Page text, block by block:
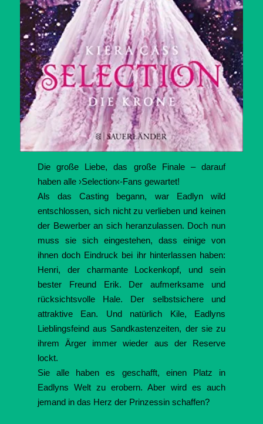
Die große Liebe, das große Finale – darauf
haben alle ›Selection‹-Fans gewartet!
Als das Casting begann, war Eadlyn wild
entschlossen, sich nicht zu verlieben und keinen
der Bewerber an sich heranzulassen. Doch nun
muss sie sich eingestehen, dass einige von
ihnen doch Eindruck bei ihr hinterlassen haben:
Henri, der charmante Lockenkopf, und sein
bester Freund Erik. Der aufmerksame und
rücksichtsvolle Hale. Der selbstsichere und
attraktive Ean. Und natürlich Kile, Eadlyns
Lieblingsfeind aus Sandkastenzeiten, der sie zu
ihrem Ärger immer wieder aus der Reserve
lockt.
Sie alle haben es geschafft, einen Platz in
Eadlyns Welt zu erobern. Aber wird es auch
jemand in das Herz der Prinzessin schaffen?